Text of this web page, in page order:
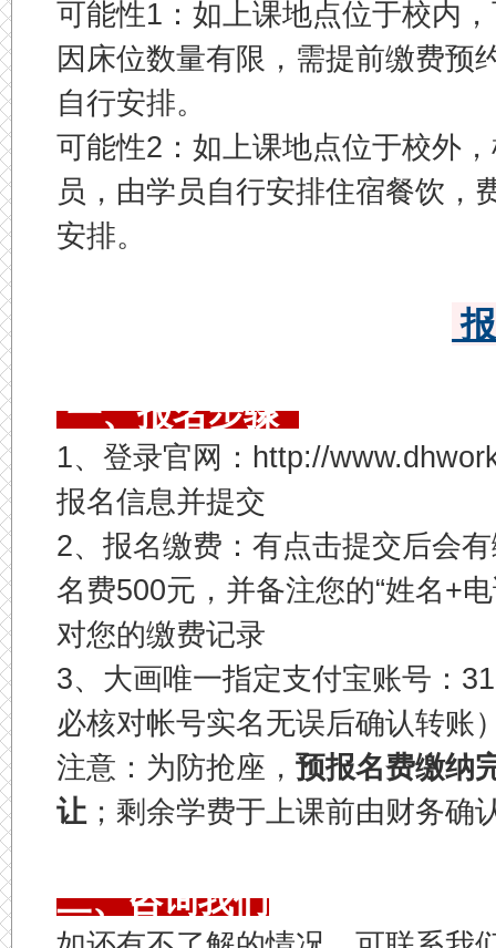
可能性1：如上课地点位于校内
因床位数量有限，需提前缴费预
自行安排。
可能性2：如上课地点位于校外
员，由学员自行安排住宿餐饮，
安排。
一、报名步骤
1、登录官网：http://
报名信息并提交
2、报名缴费：有点击提交后会
名费500元，并备注您的“姓名+
对您的缴费记录
3、大画唯一指定支付宝账号：
必核对帐号实名无误后确认转账
注意：为防抢座， 预报名费缴纳
让 ；剩余学费于上课前由财务确
二、咨询我们